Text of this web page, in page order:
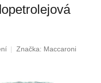
Značka: Maccaroni